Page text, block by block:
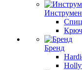
Бренд